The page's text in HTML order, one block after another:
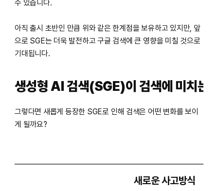
수 있습니다.
아직 출시 초반인 만큼 위와 같은 한계점을 보유하고 있지만, 앞
으로 SGE는 더욱 발전하고 구글 검색에 큰 영향을 미칠 것으로
기대됩니다.
생성형 AI 검색(SGE)이 검색에 미치는
그렇다면 새롭게 등장한 SGE로 인해 검색은 어떤 변화를 보이
게 될까요?
새로운 사고방식